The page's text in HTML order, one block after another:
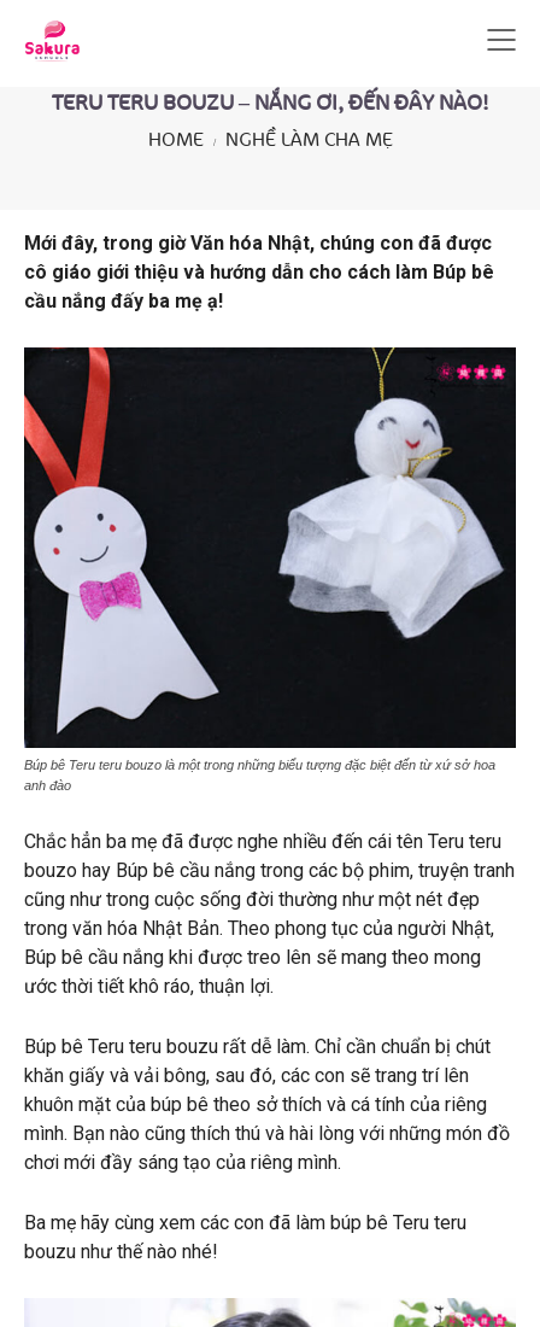
TERU TERU BOUZU – NẮNG ƠI, ĐẾN ĐÂY NÀO!
HOME NGHỀ LÀM CHA MẸ
Mới đây, trong giờ Văn hóa Nhật, chúng con đã được
cô giáo giới thiệu và hướng dẫn cho cách làm Búp bê
cầu nắng đấy ba mẹ ạ!
Búp bê Teru teru bouzo là một trong những biểu tượng đặc biệt đến từ xứ sở hoa
anh đào
Chắc hẳn ba mẹ đã được nghe nhiều đến cái tên Teru teru
bouzo hay Búp bê cầu nắng trong các bộ phim, truyện tranh
cũng như trong cuộc sống đời thường như một nét đẹp
trong văn hóa Nhật Bản. Theo phong tục của người Nhật,
Búp bê cầu nắng khi được treo lên sẽ mang theo mong
ước thời tiết khô ráo, thuận lợi.
Búp bê Teru teru bouzu rất dễ làm. Chỉ cần chuẩn bị chút
khăn giấy và vải bông, sau đó, các con sẽ trang trí lên
khuôn mặt của búp bê theo sở thích và cá tính của riêng
mình. Bạn nào cũng thích thú và hài lòng với những món đồ
chơi mới đầy sáng tạo của riêng mình.
Ba mẹ hãy cùng xem các con đã làm búp bê Teru teru
bouzu như thế nào nhé!